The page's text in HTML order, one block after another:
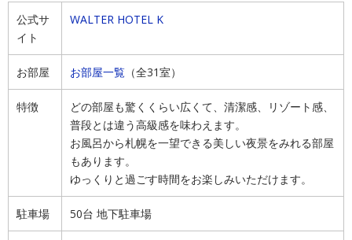
公式サ
イト
WALTER HOTEL K
お部屋 お部屋一覧 （全31室）
特徴
どの部屋も驚くくらい広くて、清潔感、リゾート感、
普段とは違う高級感を味わえます。
お風呂から札幌を一望できる美しい夜景をみれる部屋
もあります。
ゆっくりと過ごす時間をお楽しみいただけます。
駐車場 50台 地下駐車場